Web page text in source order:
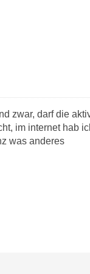
zwar, darf die
im internet hab
was anderes